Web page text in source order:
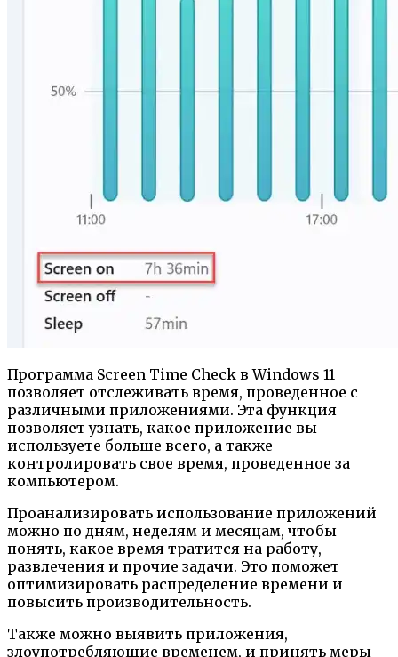
Программа Screen Time Check в Windows 11
позволяет отслеживать время, проведенное с
различными приложениями. Эта функция
позволяет узнать, какое приложение вы
используете больше всего, а также
контролировать свое время, проведенное за
компьютером.
Проанализировать использование приложений
можно по дням, неделям и месяцам, чтобы
понять, какое время тратится на работу,
развлечения и прочие задачи. Это поможет
оптимизировать распределение времени и
повысить производительность.
Также можно выявить приложения,
злоупотребляющие временем, и принять меры